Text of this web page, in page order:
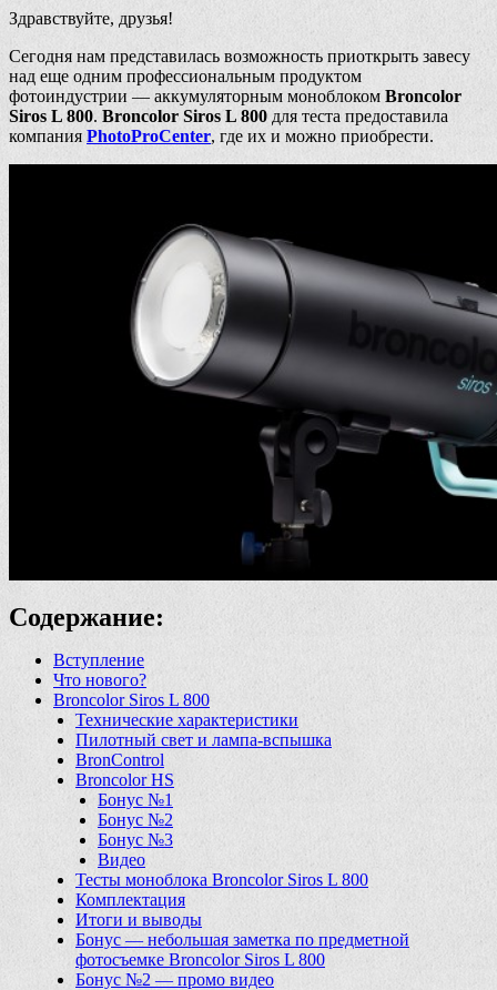
Здравствуйте, друзья!
Сегодня нам представилась возможность приоткрыть завесу
над еще одним профессиональным продуктом
фотоиндустрии — аккумуляторным моноблоком Broncolor
Siros L 800. Broncolor Siros L 800 для теста предоставила
компания PhotoProCenter, где их и можно приобрести.
Содержание:
Вступление
Что нового?
Broncolor Siros L 800
Технические характеристики
Пилотный свет и лампа-вспышка
BronControl
Broncolor HS
Бонус №1
Бонус №2
Бонус №3
Видео
Тесты моноблока Broncolor Siros L 800
Комплектация
Итоги и выводы
Бонус — небольшая заметка по предметной
фотосъемке Broncolor Siros L 800
Бонус №2 — промо видео